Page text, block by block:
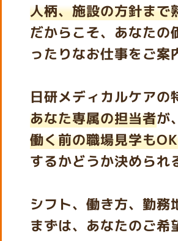
人柄、施設の方針まで
だからこそ、あなたの
ったりなお仕事をご案
日研メディカルケアの
あなた専属の担当者が
働く前の職場見学もOK
するかどうか決められ
シフト、働き方、勤務
まずは、あなたのご希